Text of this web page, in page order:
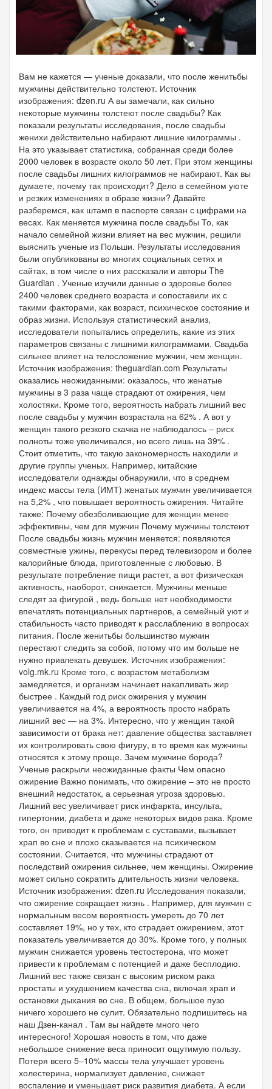
Вам не кажется — ученые доказали, что после женитьбы
мужчины действительно толстеют. Источник
изображения: dzen.ru А вы замечали, как сильно
некоторые мужчины толстеют после свадьбы? Как
показали результаты исследования, после свадьбы
женихи действительно набирают лишние килограммы .
На это указывает статистика, собранная среди более
2000 человек в возрасте около 50 лет. При этом женщины
после свадьбы лишних килограммов не набирают. Как вы
думаете, почему так происходит? Дело в семейном уюте
и резких изменениях в образе жизни? Давайте
разберемся, как штамп в паспорте связан с цифрами на
весах. Как меняется мужчина после свадьбы То, как
начало семейной жизни влияет на вес мужчин, решили
выяснить ученые из Польши. Результаты исследования
были опубликованы во многих социальных сетях и
сайтах, в том числе о них рассказали и авторы The
Guardian . Ученые изучили данные о здоровье более
2400 человек среднего возраста и сопоставили их с
такими факторами, как возраст, психическое состояние и
образ жизни. Используя статистический анализ,
исследователи попытались определить, какие из этих
параметров связаны с лишними килограммами. Свадьба
сильнее влияет на телосложение мужчин, чем женщин.
Источник изображения: theguardian.com Результаты
оказались неожиданными: оказалось, что женатые
мужчины в 3 раза чаще страдают от ожирения, чем
холостяки. Кроме того, вероятность набрать лишний вес
после свадьбы у мужчин возрастала на 62% . А вот у
женщин такого резкого скачка не наблюдалось – риск
полноты тоже увеличивался, но всего лишь на 39% .
Стоит отметить, что такую закономерность находили и
другие группы ученых. Например, китайские
исследователи однажды обнаружили, что в среднем
индекс массы тела (ИМТ) женатых мужчин увеличивается
на 5,2% , что повышает вероятность ожирения. Читайте
также: Почему обезболивающие для женщин менее
эффективны, чем для мужчин Почему мужчины толстеют
После свадьбы жизнь мужчин меняется: появляются
совместные ужины, перекусы перед телевизором и более
калорийные блюда, приготовленные с любовью. В
результате потребление пищи растет, а вот физическая
активность, наоборот, снижается. Мужчины меньше
следят за фигурой , ведь больше нет необходимости
впечатлять потенциальных партнеров, а семейный уют и
стабильность часто приводят к расслаблению в вопросах
питания. После женитьбы большинство мужчин
перестают следить за собой, потому что им больше не
нужно привлекать девушек. Источник изображения:
volg.mk.ru Кроме того, с возрастом метаболизм
замедляется, и организм начинает накапливать жир
быстрее . Каждый год риск ожирения у мужчин
увеличивается на 4%, а вероятность просто набрать
лишний вес — на 3%. Интересно, что у женщин такой
зависимости от брака нет: давление общества заставляет
их контролировать свою фигуру, в то время как мужчины
относятся к этому проще. Зачем мужчине борода?
Ученые раскрыли неожиданные факты Чем опасно
ожирение Важно понимать, что ожирение – это не просто
внешний недостаток, а серьезная угроза здоровью.
Лишний вес увеличивает риск инфаркта, инсульта,
гипертонии, диабета и даже некоторых видов рака. Кроме
того, он приводит к проблемам с суставами, вызывает
храп во сне и плохо сказывается на психическом
состоянии. Считается, что мужчины страдают от
последствий ожирения сильнее, чем женщины. Ожирение
может сильно сократить длительность жизни человека.
Источник изображения: dzen.ru Исследования показали,
что ожирение сокращает жизнь . Например, для мужчин с
нормальным весом вероятность умереть до 70 лет
составляет 19%, но у тех, кто страдает ожирением, этот
показатель увеличивается до 30%. Кроме того, у полных
мужчин снижается уровень тестостерона, что может
привести к проблемам с потенцией и даже бесплодию.
Лишний вес также связан с высоким риском рака
простаты и ухудшением качества сна, включая храп и
остановки дыхания во сне. В общем, большое пузо
ничего хорошего не сулит. Обязательно подпишитесь на
наш Дзен-канал . Там вы найдете много чего
интересного! Хорошая новость в том, что даже
небольшое снижение веса приносит ощутимую пользу.
Потеря всего 5–10% массы тела улучшает уровень
холестерина, нормализует давление, снижает
воспаление и уменьшает риск развития диабета. А если